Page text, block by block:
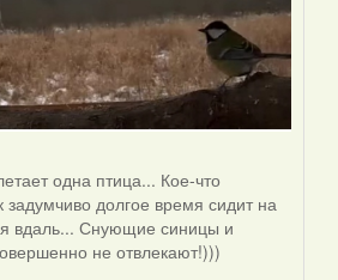
одна птица... Кое-что
задумчиво долгое время сидит на
вдаль... Снующие синицы и
не отвлекают!)))